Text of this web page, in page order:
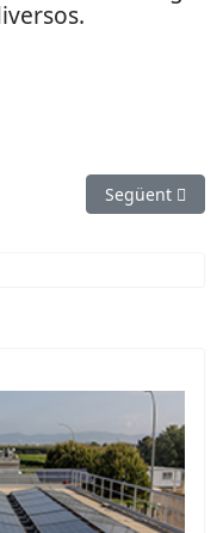
obligatòria augmenta
Article
Següent